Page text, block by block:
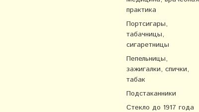
практика
Портсигары,
табачницы,
сигаретницы
Пепельницы,
зажигалки, спички,
табак
Подстаканники
Стекло до 1917 года